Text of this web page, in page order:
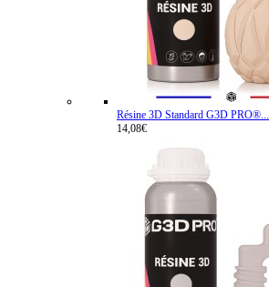
Résine 3D Standard G3D PRO®...
14,08€